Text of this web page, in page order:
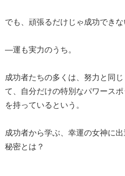
でも、頑張るだけじゃ成功できな
―運も実力のうち。
成功者たちの多くは、努力と同
て、自分だけの特別なパワース
を持っているという。
成功者から学ぶ、幸運の女神に
秘密とは？